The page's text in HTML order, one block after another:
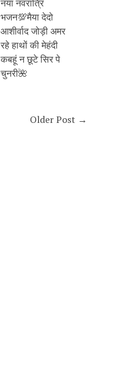
नया नवरात्रि
भजन💯मैया देदो
आशीर्वाद जोड़ी अमर
रहे हाथों की मेहंदी
कबहूं न छूटे सिर पे
चुनरी🌺
Older Post →